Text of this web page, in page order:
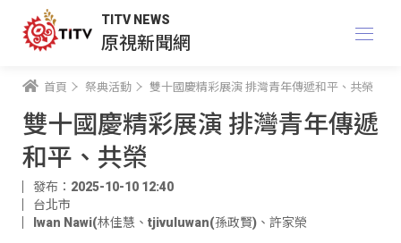
TITV NEWS
原視新聞網
首頁 祭典活動 雙十國慶精彩展演 排灣青年傳遞和平、共榮
雙十國慶精彩展演 排灣青年傳遞
和平、共榮
發布：2025-10-10 12:40
台北市
Iwan Nawi(林佳慧 、 tjivuluwan(孫政賢) 、 許家榮